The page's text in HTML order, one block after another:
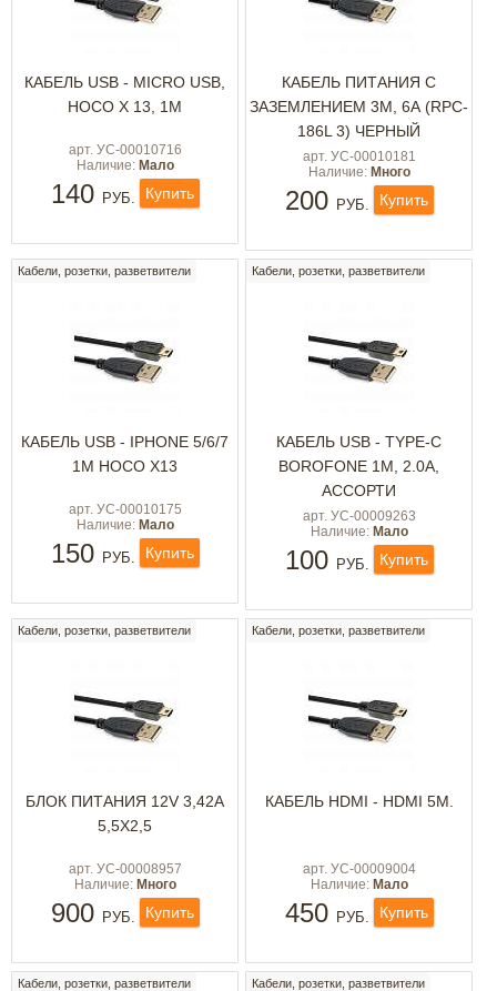
КАБЕЛЬ USB - MICRO USB,
HOCO X 13, 1М
арт. УС-00010716
Наличие: Мало
140 РУБ. Купить
КАБЕЛЬ ПИТАНИЯ С
ЗАЗЕМЛЕНИЕМ 3М, 6А (RPC-
186L 3) ЧЕРНЫЙ
арт. УС-00010181
Наличие: Много
200 РУБ. Купить
Кабели, розетки, разветвители
КАБЕЛЬ USB - IPHONE 5/6/7
1М HOCO X13
арт. УС-00010175
Наличие: Мало
150 РУБ. Купить
Кабели, розетки, разветвители
КАБЕЛЬ USB - TYPE-C
BOROFONE 1М, 2.0А,
АССОРТИ
арт. УС-00009263
Наличие: Мало
100 РУБ. Купить
Кабели, розетки, разветвители
БЛОК ПИТАНИЯ 12V 3,42A
5,5X2,5
арт. УС-00008957
Наличие: Много
900 РУБ. Купить
Кабели, розетки, разветвители
КАБЕЛЬ HDMI - HDMI 5М.
арт. УС-00009004
Наличие: Мало
450 РУБ. Купить
Кабели, розетки, разветвители Кабели, розетки, разветвители